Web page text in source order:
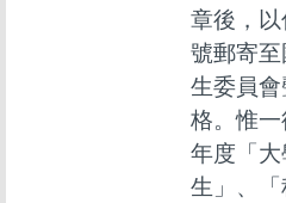
章後，
號郵寄
生委員
格。惟
年度「
生」、「